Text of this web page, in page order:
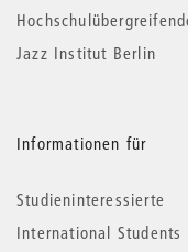
Jazz Institut Berlin
Informationen für
Studieninteressierte
International Students